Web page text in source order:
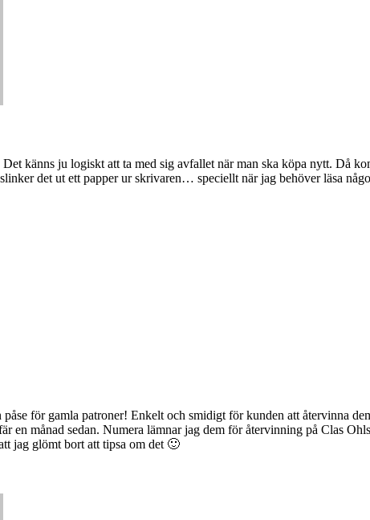
känns ju logiskt att ta med sig avfallet när man ska köpa nytt. Då
det ut ett papper ur skrivaren… speciellt när jag behöver läsa
påse för gamla patroner! Enkelt och smidigt för kunden att återvinna
en månad sedan. Numera lämnar jag dem för återvinning på Clas
jag glömt bort att tipsa om det 🙂